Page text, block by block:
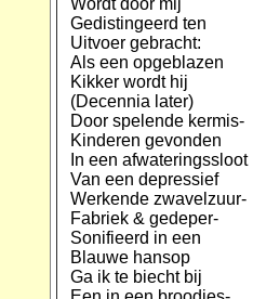
Wordt door mij
Gedistingeerd ten
Uitvoer gebracht:
Als een opgeblazen
Kikker wordt hij
(Decennia later)
Door spelende kermis-
Kinderen gevonden
In een afwateringssloot
Van een depressief
Werkende zwavelzuur-
Fabriek & gedeper-
Sonifieerd in een
Blauwe hansop
Ga ik te biecht bij